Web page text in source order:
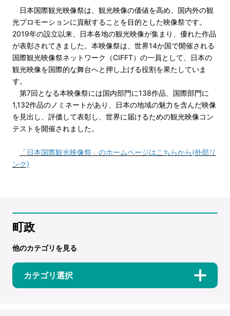
日本国際観光映像祭は、観光映像の価値を高め、国内外の観
光プロモーションに貢献することを目的とした映像祭です。
2019年の設立以来、日本各地の観光映像が集まり、優れた作品
が表彰されてきました。本映像祭は、世界14か国で開催される
国際観光映像祭ネットワーク（CIFFT）の一員として、日本の
観光映像を国際的な舞台へと押し上げる役割を果たしていま
す。
第7回となる本映像祭には国内部門に138作品、国際部門に
1,132作品のノミネートがあり、日本の地域の魅力を含んだ映像
を見出し、評価して表彰し、世界に届けるための観光映像コン
テストを開催されました。
「日本国際観光映像祭」のホームページはこちらから(外部リ
ンク)
町政
他のカテゴリを見る
カテゴリ選択